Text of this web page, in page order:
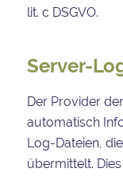
lit. c DSGVO.
Server-
Der Provider
automatisch
Log-Dateien,
übermittelt. Dies